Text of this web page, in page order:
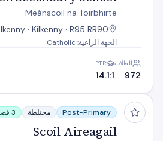
Meánscoil na Toirbhirte
· Kilkenny · R95 RR90
الجهة الراعية: Catholic
الطلاب
972
PTR
14.1:1
Scoil Aireagail
Post-Primary مختلطة 3 فصول خاصة
Scoil Aireagail